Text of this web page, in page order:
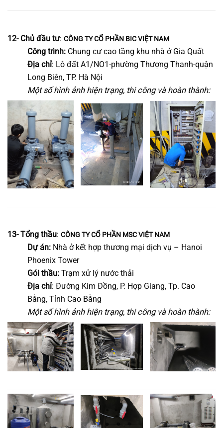
12- Chủ đầu tư: CÔNG TY CỔ PHẦN BIC VIỆT NAM
Công trình: Chung cư cao tầng khu nhà ở Gia Quất
Địa chỉ: Lô đất A1/NO1-phường Thượng Thanh-quận
Long Biên, TP. Hà Nội
Một số hình ảnh hiện trạng, thi công và hoàn thành:
13- Tổng thầu: CÔNG TY CỔ PHẦN MSC VIỆT NAM
Dự án: Nhà ở kết hợp thương mại dịch vụ – Hanoi
Phoenix Tower
Gói thầu: Trạm xử lý nước thải
Địa chỉ: Đường Kim Đồng, P. Hợp Giang, Tp. Cao
Bằng, Tỉnh Cao Bằng
Một số hình ảnh hiện trạng, thi công và hoàn thành: